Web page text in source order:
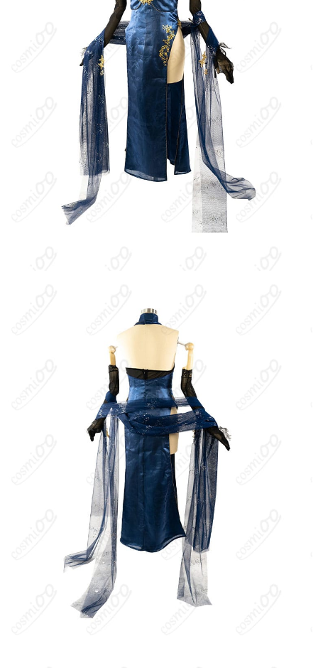
：ニュージャージーは、気さくでサービス精神
旺盛な一方、戦闘では圧倒的な存在感を見せる“ユニオンの大エー
ス”。指揮官を軽やかな冗談でからかいつつも、要所では真剣で頼
もしさが際立つ。『月下のレッツ・ダンス!』は、月明かりの下の
夜会をテーマにした華やかなドレススキンで、深いブルーやブラ
ックを基調としたエレガントなロングドレスにグローブやアクセ
サリーを合わせ、ゴージャスさと大人の色気を強調するデザイ
ン。指揮官を「今夜は一緒に踊ろう」と誘うような、ロマンチッ
クで艶やかな雰囲気が特徴。